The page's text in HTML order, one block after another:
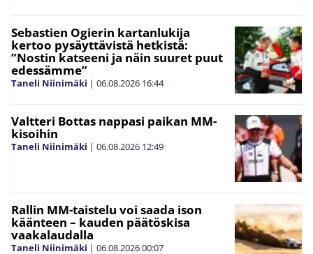
Sebastien Ogierin kartanlukija
kertoo pysäyttävistä hetkistä:
”Nostin katseeni ja näin suuret puut
edessämme”
Taneli Niinimäki | 06.08.2026 16:44
Valtteri Bottas nappasi paikan MM-
kisoihin
Taneli Niinimäki | 06.08.2026 12:49
Rallin MM-taistelu voi saada ison
käänteen – kauden päätöskisa
vaakalaudalla
Taneli Niinimäki | 06.08.202600:07